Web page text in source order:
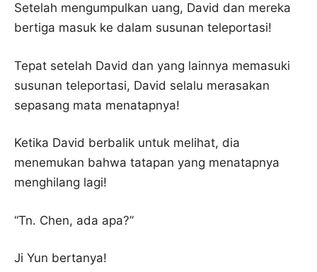
Setelah mengumpulkan uang, David dan mereka
bertiga masuk ke dalam susunan teleportasi!
Tepat setelah David dan yang lainnya memasuki
susunan teleportasi, David selalu merasakan
sepasang mata menatapnya!
Ketika David berbalik untuk melihat, dia
menemukan bahwa tatapan yang menatapnya
menghilang lagi!
“Tn. Chen, ada apa?”
Ji Yun bertanya!